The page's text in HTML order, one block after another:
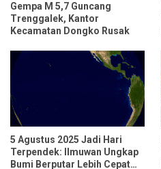
Gempa M 5,7 Guncang
Trenggalek, Kantor
Kecamatan Dongko Rusak
5 Agustus 2025 Jadi Hari
Terpendek: Ilmuwan Ungkap
Bumi Berputar Lebih Cepat